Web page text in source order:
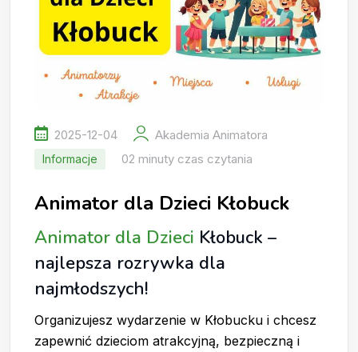
2025-12-04 Akademia Animatora
Informacje 02 minuty czas czytania
Animator dla Dzieci Kłobuck
Animator dla Dzieci Kłobuck –
najlepsza rozrywka dla
najmłodszych!
Organizujesz wydarzenie w Kłobucku i chcesz
zapewnić dzieciom atrakcyjną, bezpieczną i